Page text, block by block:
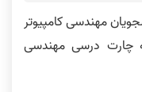
مهندسی کامپیوتر
چارت درسی مهندسی